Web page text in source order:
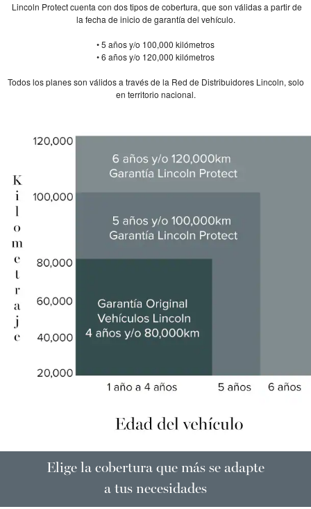
Lincoln Protect cuenta con dos tipos de cobertura, que son válidas a partir de
la fecha de inicio de garantía del vehículo.
• 5 años y/o 100,000 kilómetros
• 6 años y/o 120,000 kilómetros
Todos los planes son válidos a través de la Red de Distribuidores Lincoln, solo
en territorio nacional.
Elige la cobertura que más se adapte
a tus necesidades